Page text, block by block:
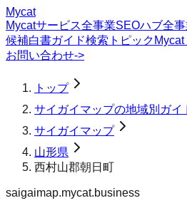
Mycat
Mycatサービス全事業SEOハブ全
候補白書ガイド検索トピック
お問い合わせ->
トップ
サイガイマップの地域別ガイ
サイガイマップ
山形県
西村山郡朝日町
saigaimap.mycat.business